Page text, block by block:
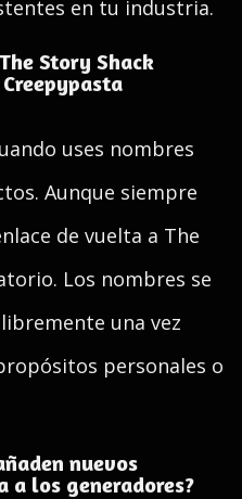
en tu industria.
Story Shack
uses nombres
Aunque siempre
de vuelta a The
Los nombres se
una vez
personales o
nuevos
a los generadores?